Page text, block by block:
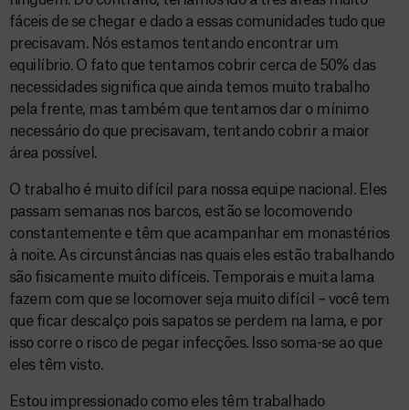
fáceis de se chegar e dado a essas comunidades tudo que
precisavam. Nós estamos tentando encontrar um
equilíbrio. O fato que tentamos cobrir cerca de 50% das
necessidades significa que ainda temos muito trabalho
pela frente, mas também que tentamos dar o mínimo
necessário do que precisavam, tentando cobrir a maior
área possível.
O trabalho é muito difícil para nossa equipe nacional. Eles
passam semanas nos barcos, estão se locomovendo
constantemente e têm que acampanhar em monastérios
à noite. As circunstâncias nas quais eles estão trabalhando
são fisicamente muito difíceis. Temporais e muita lama
fazem com que se locomover seja muito difícil – você tem
que ficar descalço pois sapatos se perdem na lama, e por
isso corre o risco de pegar infecções. Isso soma-se ao que
eles têm visto.
Estou impressionado como eles têm trabalhado